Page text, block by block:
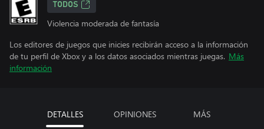
TODOS
Violencia moderada de fantasía
Los editores de juegos que inicies recibirán acceso a la información
de tu perfil de Xbox y a los datos asociados mientras juegas. Más
información
DETALLES OPINIONES MÁS